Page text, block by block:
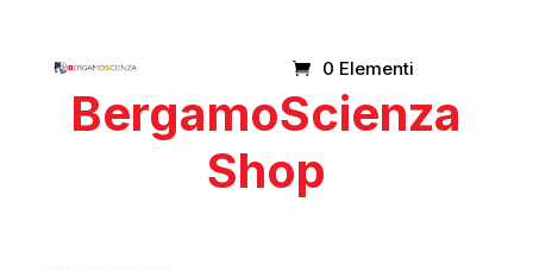
0 Elementi
BergamoScienza
Shop